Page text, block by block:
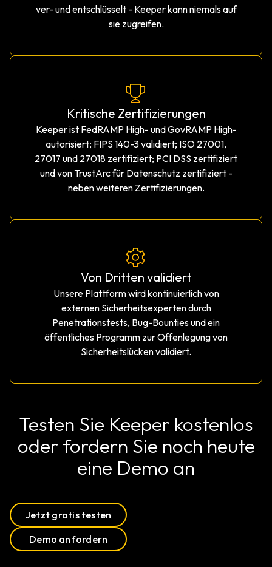
ver- und entschlüsselt - Keeper kann niemals auf
sie zugreifen.
Kritische Zertifizierungen
Keeper ist FedRAMP High- und GovRAMP High-
autorisiert; FIPS 140-3 validiert; ISO 27001,
27017 und 27018 zertifiziert; PCI DSS zertifiziert
und von TrustArc für Datenschutz zertifiziert -
neben weiteren Zertifizierungen.
Von Dritten validiert
Unsere Plattform wird kontinuierlich von
externen Sicherheitsexperten durch
Penetrationstests, Bug-Bounties und ein
öffentliches Programm zur Offenlegung von
Sicherheitslücken validiert.
Testen Sie Keeper kostenlos
oder fordern Sie noch heute
eine Demo an
Jetzt gratis testen
Demo anfordern